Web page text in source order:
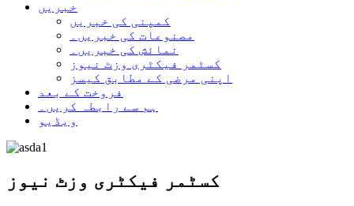
خبریں
کمپنی کی خبریں
مصنوعات کی خبریں۔
نمائش کی خبریں۔
کسٹمر فیکٹری وزٹ نیوز
اپنی مرضی کے مطابق کیسز
فروخت کے بعد
ہم سے رابطہ کریں۔
ویڈیو
کسٹمر فیکٹری وزٹ نیوز